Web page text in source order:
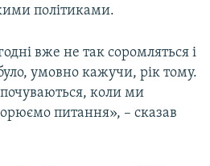
політиками.
вже не так соромляться і
умовно кажучи, рік тому.
коли ми
питання», – сказав